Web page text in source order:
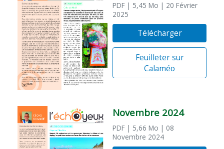
PDF | 5,45 Mo | 20 Février
2025
Télécharger
Feuilleter sur
Calaméo
Novembre 2024
PDF | 5,66 Mo | 08
Novembre 2024